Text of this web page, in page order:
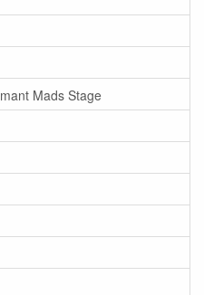
Mads Stage